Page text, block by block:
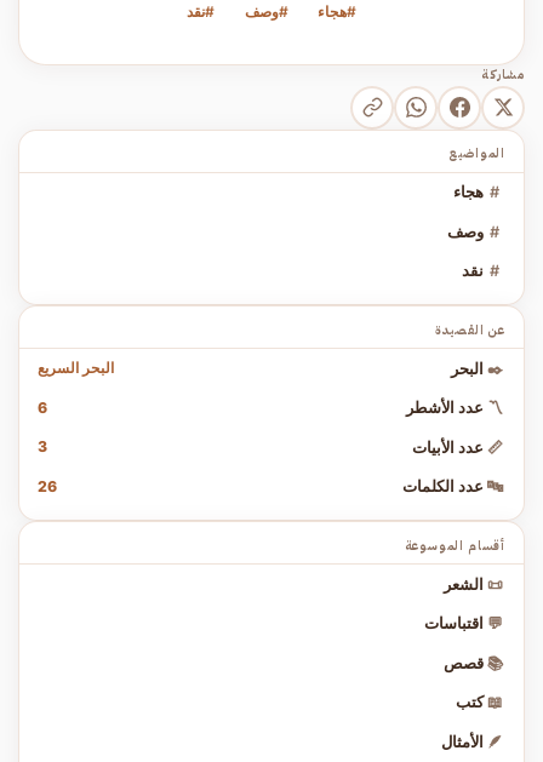
#هجاء
#وصف #نقد
مشاركة
المواضيع
# هجاء
# وصف
# نقد
عن القصيدة
✒️ البحر البحر السريع
〽️ عدد الأشطر 6
📏 عدد الأبيات 3
🔤 عدد الكلمات 26
أقسام الموسوعة
📜 الشعر
💬 اقتباسات
📚 قصص
📖 كتب
🪶 الأمثال